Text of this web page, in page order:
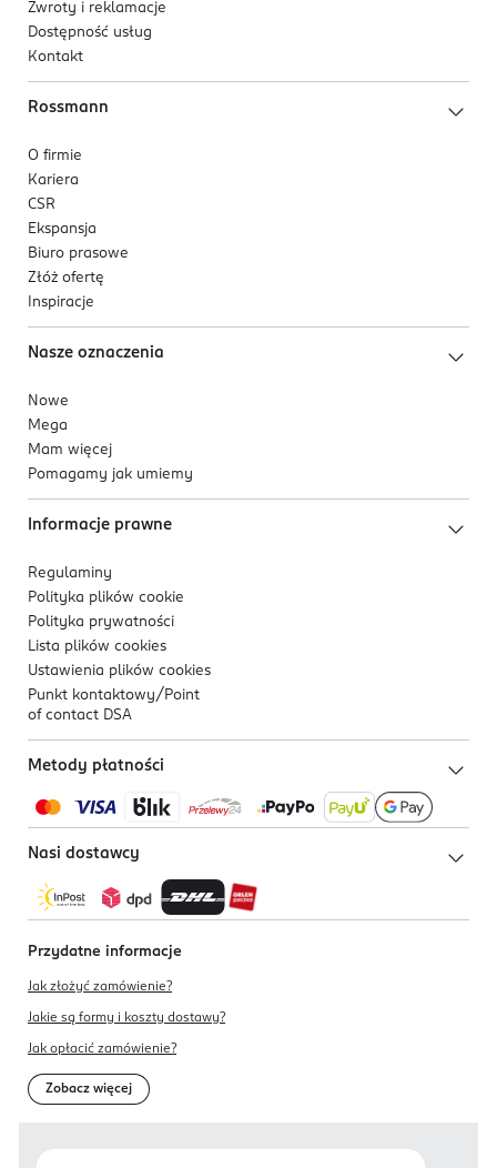
Zwroty i reklamacje
Dostępność usług
Kontakt
Rossmann
O firmie
Kariera
CSR
Ekspansja
Biuro prasowe
Złóż ofertę
Inspiracje
Nasze oznaczenia
Nowe
Mega
Mam więcej
Pomagamy jak umiemy
Informacje prawne
Regulaminy
Polityka plików cookie
Polityka prywatności
Lista plików cookies
Ustawienia plików cookies
Punkt kontaktowy/ Point
of contact DSA
Metody płatności
Nasi dostawcy
Przydatne informacje
Jak złożyć zamówienie?
Jakie są formy i koszty dostawy?
Jak opłacić zamówienie?
Zobacz więcej